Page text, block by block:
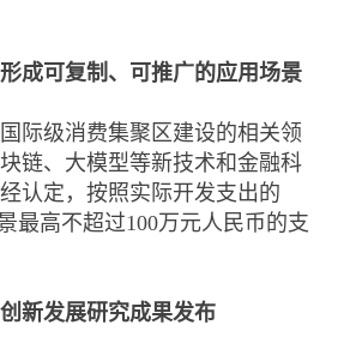
可复制、可推广的应用场景
级消费集聚区建设的相关领
链、大模型等新技术和金融科
认定，按照实际开发支出的
最高不超过100万元人民币的支
发展研究成果发布